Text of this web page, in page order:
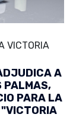
VICTORIA
A
PALMAS,
PARA LA